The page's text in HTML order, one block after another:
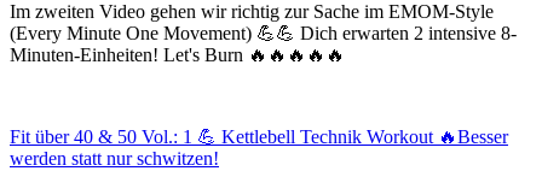
Im zweiten Video gehen wir richtig zur Sache im EMOM-Style
(Every Minute One Movement) 💪💪 Dich erwarten 2 intensive 8-
Minuten-Einheiten! Let's Burn 🔥🔥🔥🔥🔥
Fit über 40 & 50 Vol.: 1 💪 Kettlebell Technik Workout 🔥Besser
werden statt nur schwitzen!